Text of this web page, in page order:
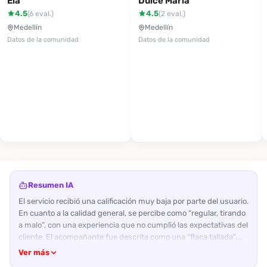
4.5(6 eval.)
Medellín
Datos de la comunidad
4.5(2 eval.)
Medellín
Datos de la comunidad
Resumen IA
El servicio recibió una calificación muy baja por parte del usuario.
En cuanto a la calidad general, se percibe como “regular, tirando
a malo”, con una experiencia que no cumplió las expectativas del
cliente. El acompañante fue descrita como una “flaca tallada”,
con abdomen plano y dientes con ortodoncia; su aspecto físico
Ver más